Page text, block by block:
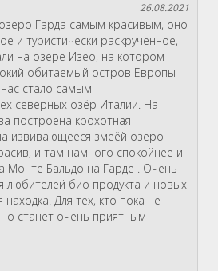
26.08.2021
Гарда самым красивым, оно
и туристически раскрученное,
на озере Изео, на котором
обитаемый остров Европы
стало самым
северных озёр Италии. На
построена крохотная
извивающееся змеёй озеро
и там намного спокойнее и
Монте Бальдо на Гарде . Очень
любителей био продукта и новых
Для тех, кто пока не
станет очень приятным